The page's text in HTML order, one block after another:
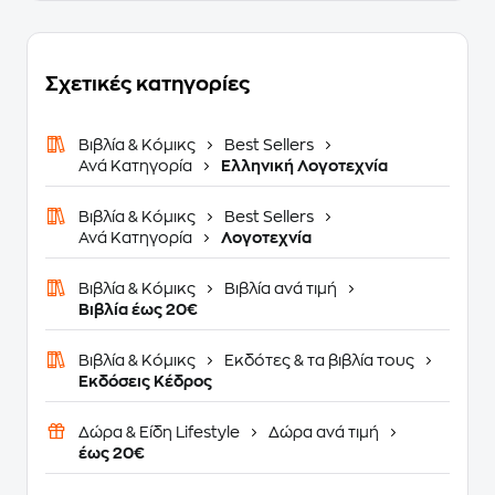
Σχετικές κατηγορίες
Βιβλία & Κόμικς
Best Sellers
Ανά Κατηγορία
Ελληνική Λογοτεχνία
Βιβλία & Κόμικς
Best Sellers
Ανά Κατηγορία
Λογοτεχνία
Βιβλία & Κόμικς
Βιβλία ανά τιμή
Βιβλία έως 20€
Βιβλία & Κόμικς
Εκδότες & τα βιβλία τους
Εκδόσεις Κέδρος
Δώρα & Είδη Lifestyle
Δώρα ανά τιμή
έως 20€